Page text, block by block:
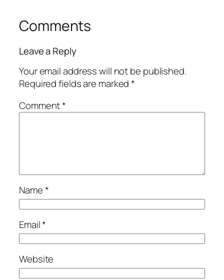
Comments
Leave a Reply
Your email address will not be published.
Required fields are marked*
Comment*
Name*
Email*
Website